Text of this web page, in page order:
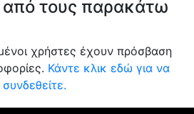
από τους παρακάτω
χρήστες έχουν πρόσβαση
Κάντε κλικ εδώ για να
συνδεθείτε.